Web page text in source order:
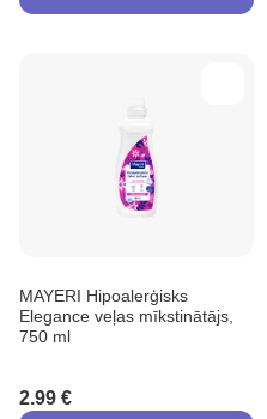
MAYERI Hipoalerģisks
Elegance veļas mīkstinātājs,
750 ml
2.99 €